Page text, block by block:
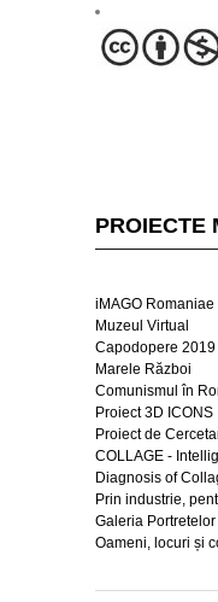
PROIECTE
iMAGO Romaniae
Muzeul Virtual
Capodopere 2019
Marele Război
Comunismul în
Proiect 3D ICONS
Proiect de
COLLAGE -
Diagnosis of
Prin industrie,
Galeria Portretelor
Oameni, locuri și